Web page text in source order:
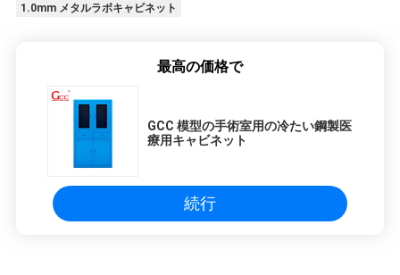
1.0mm メタルラボキャビネット
最高の価格で
GCC 模型の手術室用の冷たい鋼製医
療用キャビネット
続行